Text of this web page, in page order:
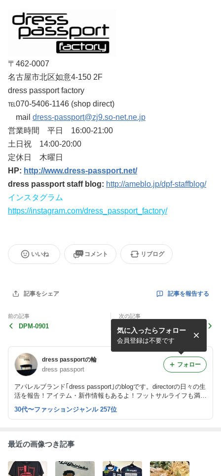
〒462-0007
名古屋市北区如意4-150 2F
dress passport factory
℡070-5406-1146 (shop direct)
mail dress-passport@zj9.so-net.ne.jp
営業時間 平日 16:00-21:00
土日祝 14:00-20:00
定休日 木曜日
HP: http://www.dress-passport.net/
dress passport staff blog: http://ameblo.jp/dpf-staffblog/
インスタグラム
https://instagram.com/dress_passport_factory/
いいね コメント リブログ
記事をシェア 記事を報告する
前の記事
DPM-0901
次の記事
dress passport factory2周
年記念fme個サル
dress passportの輪
dress passport
アパレルブランド｢dress passport｣のblogです。directorの日々の生
活を報告！アイテム・新作情報もあるよ！フットサルライフも満
載！
気に入ったらフォロー
会員登録は不要です
フォロー
30代〜ファッションジャンル 257位
最近の画像つき記事